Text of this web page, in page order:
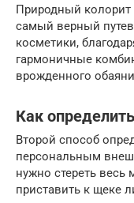
Природный колорит
самый верный
косметики,
гармоничные
врожденного
Как
Второй способ
персональным
нужно стереть весь
приставить к щеке